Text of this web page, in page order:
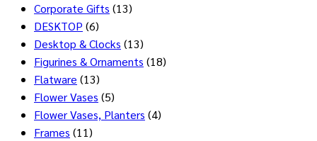
Corporate Gifts (13)
DESKTOP (6)
Desktop & Clocks (13)
Figurines & Ornaments (18)
Flatware (13)
Flower Vases (5)
Flower Vases, Planters (4)
Frames (11)